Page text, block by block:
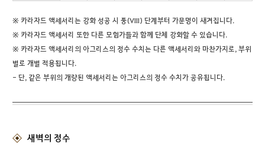
※ 카라자드 액세서리는 강화 성공 시 풍(VIII) 단계부터 가문명이 새겨집니다.
※ 카라자드 액세서리 또한 다른 모험가들과 함께 단체 강화할 수 있습니다.
※ 카라자드 액세서리의 아그리스의 정수 수치는 다른 액세서리와 마찬가지로, 부위
별로 개별 적용됩니다.
- 단, 같은 부위의 개량된 액세서리는 아그리스의 정수 수치가 공유됩니다.
새벽의 정수